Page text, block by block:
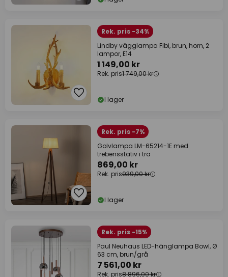
Rek. pris -34%
Lindby vägglampa Fibi, brun, horn, 2
lampor, E14
1 149,00 kr
Rek. pris1 749,00 kr
I lager
Rek. pris -7%
Golvlampa LM-65214-1E med
trebensstativ i trä
869,00 kr
Rek. pris939,00 kr
I lager
Rek. pris -15%
Paul Neuhaus LED-hänglampa Bowl, Ø
63 cm, brun/grå
7 561,00 kr
Rek. pris8 896,00 kr